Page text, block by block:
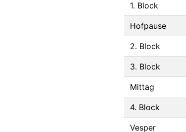
1. Block
Hofpause
2. Block
3. Block
Mittag
4. Block
Vesper